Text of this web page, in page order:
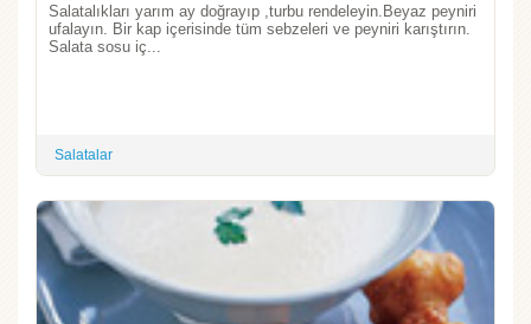
Salatalıkları yarım ay doğrayıp ,turbu rendeleyin.Beyaz peyniri
ufalayın. Bir kap içerisinde tüm sebzeleri ve peyniri karıştırın.
Salata sosu iç...
Salatalar